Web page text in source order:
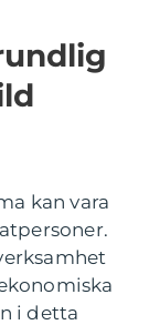
kan vara
i detta